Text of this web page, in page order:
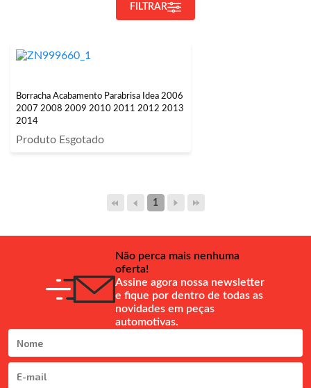
FILTRAR
Borracha Acabamento Parabrisa Idea 2006
2007 2008 2009 2010 2011 2012 2013
2014
Produto Esgotado
1
Não perca mais nenhuma
oferta!
Assine agora nossa newsletter
e fique por dentro de todas as
novidades em peças
automotivas.